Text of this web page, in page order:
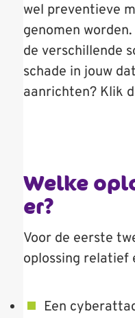
wel preventieve
genomen
de verschillende
schade in jouw
aanrichten? Klik
Welke
er?
Voor de eerste
oplossing relatief
Een